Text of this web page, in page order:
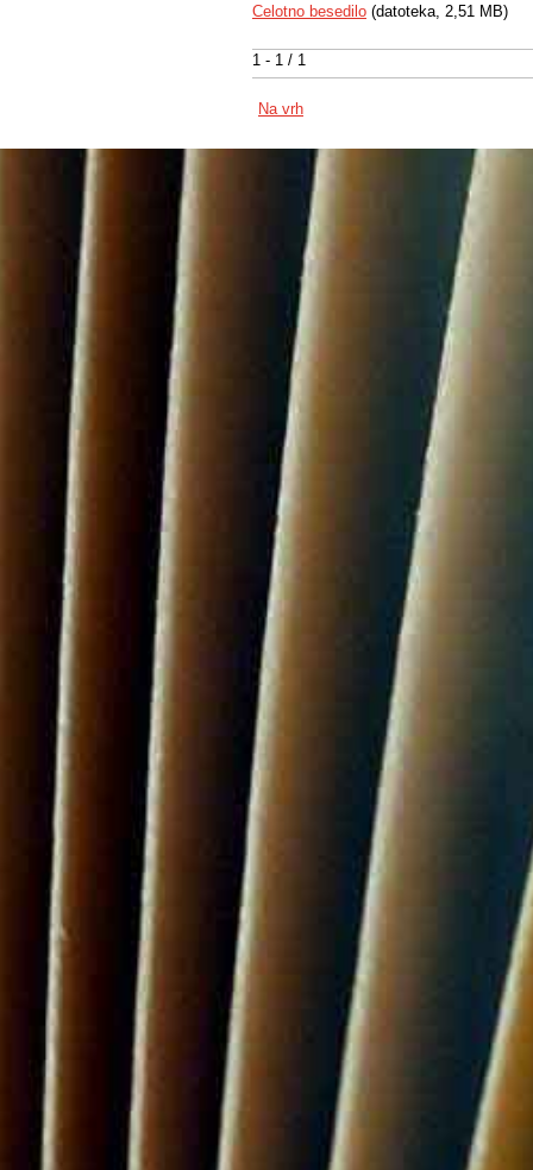
1 - 1 / 1
Celotno besedilo (datoteka, 2,51 MB)
Na vrh